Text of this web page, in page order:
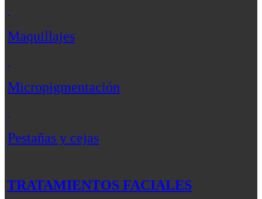
Maquillajes
Micropigmentación
Pestañas y cejas
TRATAMIENTOS FACIALES